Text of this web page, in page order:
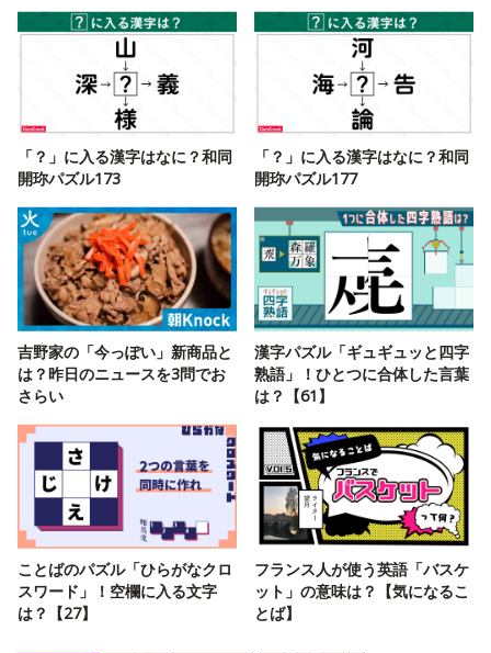
「？」に入る漢字はなに？和同
開珎パズル173
「？」に入る漢字はなに？和同
開珎パズル177
吉野家の「今っぽい」新商品と
は？昨日のニュースを3問でお
さらい
漢字パズル「ギュギュッと四字
熟語」！ひとつに合体した言葉
は？【61】
ことばのパズル「ひらがなクロ
スワード」！空欄に入る文字
は？【27】
フランス人が使う英語「バスケ
ット」の意味は？【気になるこ
とば】